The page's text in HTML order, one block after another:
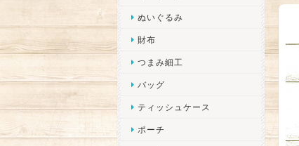
ぬいぐるみ
財布
つまみ細工
バッグ
ティッシュケース
ポーチ